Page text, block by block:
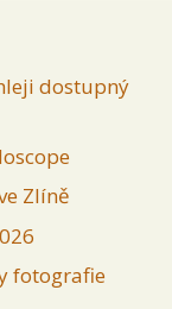
dostupný
Zlíně
fotografie